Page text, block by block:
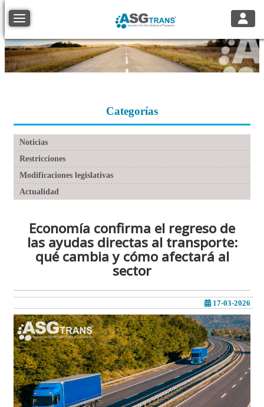
Toggle navigation
Categorías
Noticias
Restricciones
Modificaciones legislativas
Actualidad
Economía confirma el regreso de
las ayudas directas al transporte:
qué cambia y cómo afectará al
sector
17-03-2026